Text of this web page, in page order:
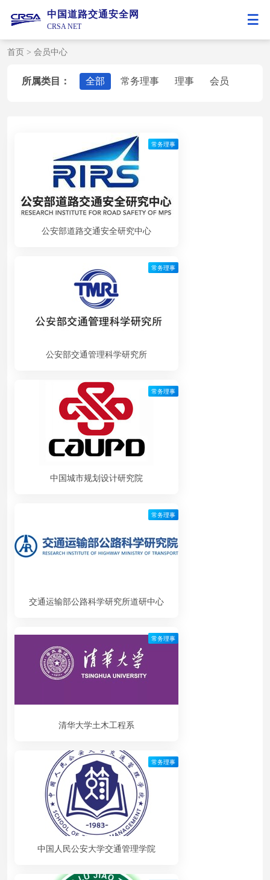
中国道路交通安全网
CRSA NET
首页 > 会员中心
所属类目： 全部 常务理事 理事 会员
公安部道路交通安全研究中心
常务理事
公安部交通管理科学研究所
常务理事
中国城市规划设计研究院
常务理事
交通运输部公路科学研究所道研中心
常务理事
清华大学土木工程系
常务理事
中国人民公安大学交通管理学院
常务理事